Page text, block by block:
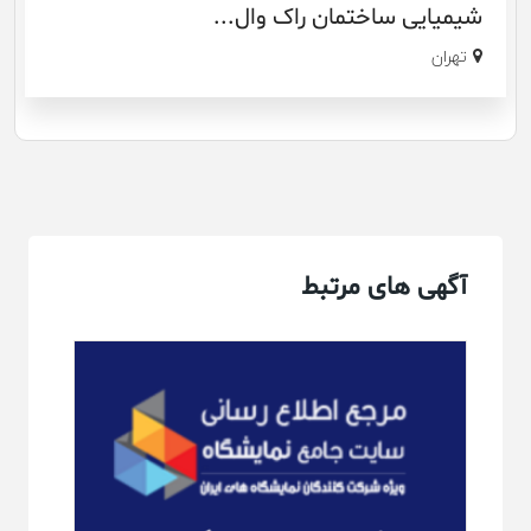
راک وال...
آگهی های مرتبط